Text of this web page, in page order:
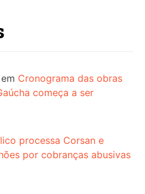
em Cronograma das obras
começa a ser
processa Corsan e
por cobranças abusivas